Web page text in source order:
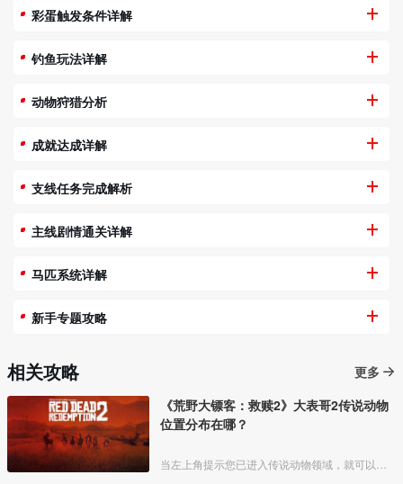
彩蛋触发条件详解
钓鱼玩法详解
动物狩猎分析
成就达成详解
支线任务完成解析
主线剧情通关详解
马匹系统详解
新手专题攻略
相关攻略
更多
《荒野大镖客：救赎2》大表哥2传说动物
位置分布在哪？